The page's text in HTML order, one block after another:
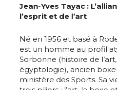
Jean-Yves Tayac :
l’esprit et de l’art
Né en 1956 et basé à
est un homme au profil
Sorbonne (histoire de
égyptologie), ancien
ministère des Sports. Sa